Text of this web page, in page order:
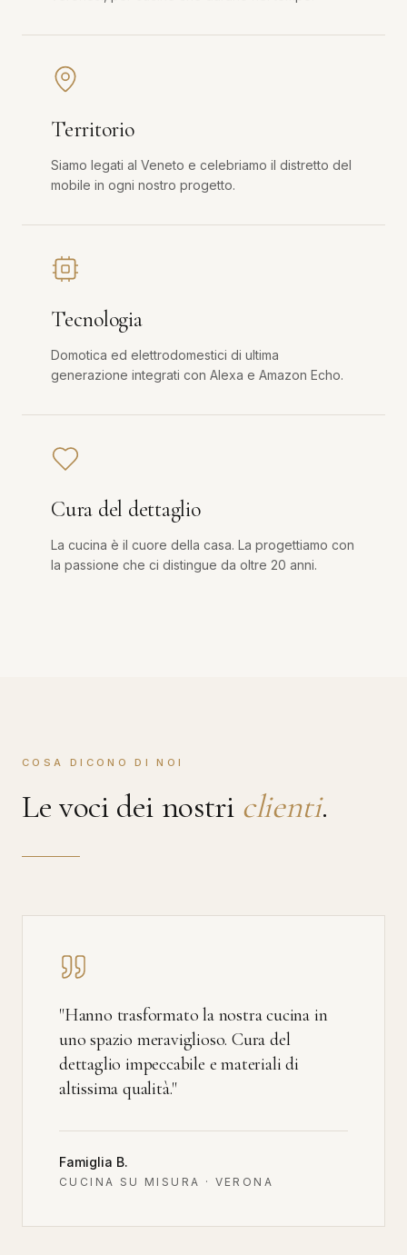
Territorio
Siamo legati al Veneto e celebriamo il distretto del
mobile in ogni nostro progetto.
Tecnologia
Domotica ed elettrodomestici di ultima
generazione integrati con Alexa e Amazon Echo.
Cura del dettaglio
La cucina è il cuore della casa. La progettiamo con
la passione che ci distingue da oltre 20 anni.
COSA DICONO DI NOI
Le voci dei nostri clienti.
"Hanno trasformato la nostra cucina in
uno spazio meraviglioso. Cura del
dettaglio impeccabile e materiali di
altissima qualità."
Famiglia B.
CUCINA SU MISURA · VERONA